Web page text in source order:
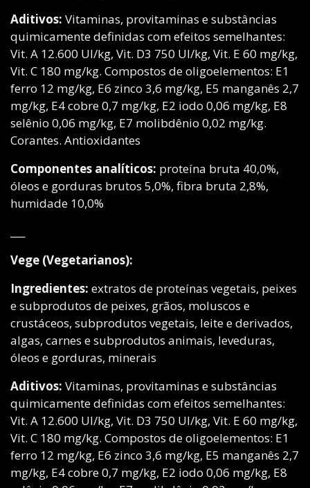
Aditivos: Vitaminas, provitaminas e substâncias
quimicamente definidas com efeitos semelhantes:
Vit. A 12.600 UI/kg, Vit. D3 750 UI/kg, Vit. E 60 mg/kg,
Vit. C 180 mg/kg. Compostos de oligoelementos: E1
ferro 12 mg/kg, E6 zinco 3,6 mg/kg, E5 manganês 2,7
mg/kg, E4 cobre 0,7 mg/kg, E2 iodo 0,06 mg/kg, E8
selênio 0,06 mg/kg, E7 molibdênio 0,02 mg/kg.
Corantes. Antioxidantes
Componentes analíticos: proteína bruta 40,0%,
óleos e gorduras brutos 5,0%, fibra bruta 2,8%,
humidade 10,0%
Vege (Vegetarianos):
Ingredientes: extratos de proteínas vegetais, peixes
e subprodutos de peixes, grãos, moluscos e
crustáceos, subprodutos vegetais, leite e derivados,
algas, carnes e subprodutos animais, leveduras,
óleos e gorduras, minerais
Aditivos: Vitaminas, provitaminas e substâncias
quimicamente definidas com efeitos semelhantes:
Vit. A 12.600 UI/kg, Vit. D3 750 UI/kg, Vit. E 60 mg/kg,
Vit. C 180 mg/kg. Compostos de oligoelementos: E1
ferro 12 mg/kg, E6 zinco 3,6 mg/kg, E5 manganês 2,7
mg/kg, E4 cobre 0,7 mg/kg, E2 iodo 0,06 mg/kg, E8